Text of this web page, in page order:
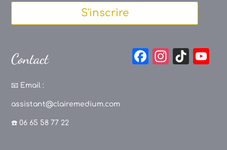
S'inscrire
Contact
📧 Email :
assistant@clairemedium.com
☎️ 06 65 58 77 22
F
In
Ti